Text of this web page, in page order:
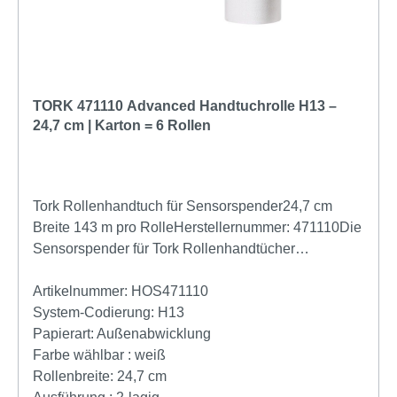
TORK 471110 Advanced Handtuchrolle H13 –
24,7 cm | Karton = 6 Rollen
Tork Rollenhandtuch für Sensorspender24,7 cm
Breite 143 m pro RolleHerstellernummer: 471110Die
Sensorspender für Tork Rollenhandtücher
Verbrauch senkt und die Hygiene verbessert.
Advanced Rollen haben eine hohe Kapazität und
sorgen dafür, dass immer Papier zur Verfügung
steht.Sie sind außerdem ideal für stark frequentierte
Waschräume wie beispielsweise in Schulen oder auf
Artikelnummer: HOS471110
System-Codierung: H13
Papierart: Außenabwicklung
Farbe wählbar : weiß
Rollenbreite: 24,7 cm